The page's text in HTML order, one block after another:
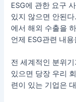
ESG에 관한 요구
있지 않으면 안된
에서 해외 수출을
언제 ESG관련 내
전 세계적인 분위
있으면 당장 우리
련이 있는 기업은